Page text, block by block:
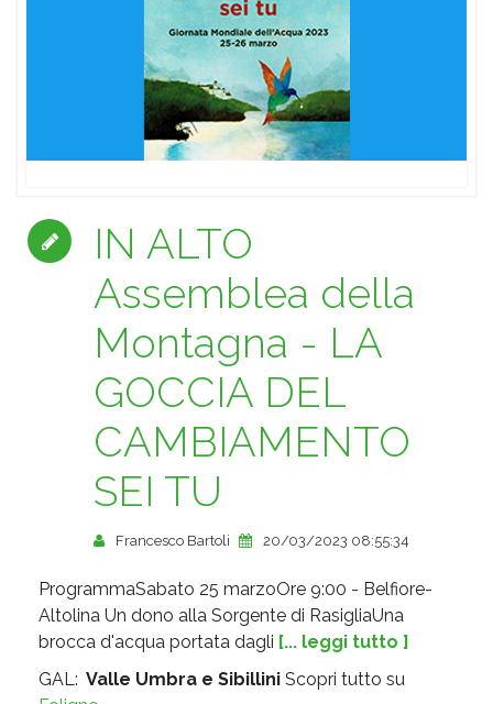
IN ALTO
Assemblea della
Montagna - LA
GOCCIA DEL
CAMBIAMENTO
SEI TU
Francesco Bartoli 20/03/2023 08:55:34
ProgrammaSabato 25 marzoOre 9:00 - Belfiore-
Altolina Un dono alla Sorgente di RasigliaUna
brocca d'acqua portata dagli [... leggi tutto ]
GAL: Valle Umbra e Sibillini Scopri tutto su